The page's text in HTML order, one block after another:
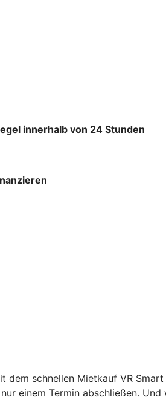
innerhalb von 24 Stunden
schnellen Mietkauf VR
einem Termin abschließen.